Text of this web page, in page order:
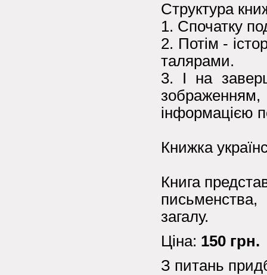
Структура
1. Спочатку
2. Потім -
талярами.
3. І на
інформацією
Книжка
Книга
загалу.
Ціна: 150 грн.
З питань